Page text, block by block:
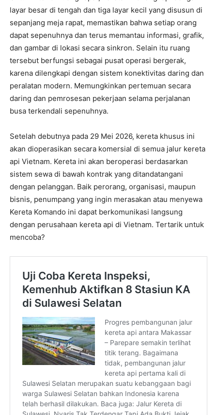
layar besar di tengah dan tiga layar kecil yang disusun di
sepanjang meja rapat, memastikan bahwa setiap orang
dapat sepenuhnya dan terus memantau informasi, grafik,
dan gambar di lokasi secara sinkron. Selain itu ruang
tersebut berfungsi sebagai pusat operasi bergerak,
karena dilengkapi dengan sistem konektivitas daring dan
peralatan modern. Memungkinkan pertemuan secara
daring dan pemrosesan pekerjaan selama perjalanan
busa terkendali sepenuhnya.
Setelah debutnya pada 29 Mei 2026, kereta khusus ini
akan dioperasikan secara komersial di semua jalur kereta
api Vietnam. Kereta ini akan beroperasi berdasarkan
sistem sewa di bawah kontrak yang ditandatangani
dengan pelanggan. Baik perorang, organisasi, maupun
bisnis, penumpang yang ingin merasakan atau menyewa
Kereta Komando ini dapat berkomunikasi langsung
dengan perusahaan kereta api di Vietnam. Tertarik untuk
mencoba?